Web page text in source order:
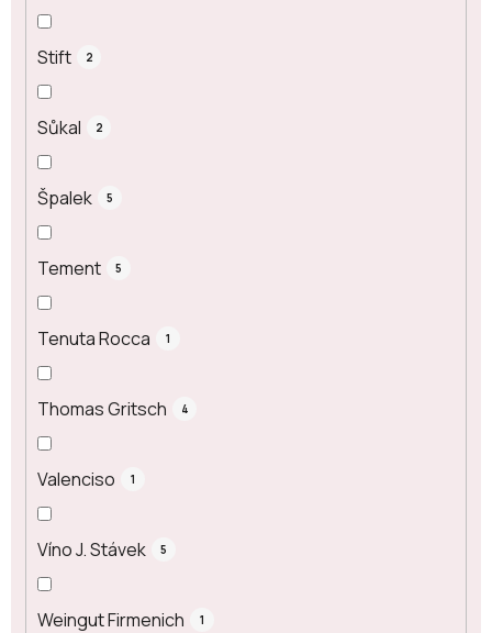
Stift 2
Sůkal 2
Špalek 5
Tement 5
Tenuta Rocca 1
Thomas Gritsch 4
Valenciso 1
Víno J. Stávek 5
Weingut Firmenich 1